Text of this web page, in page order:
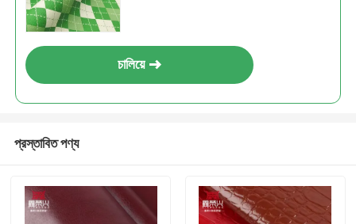
চালিয়ে
প্রস্তাবিত পণ্য